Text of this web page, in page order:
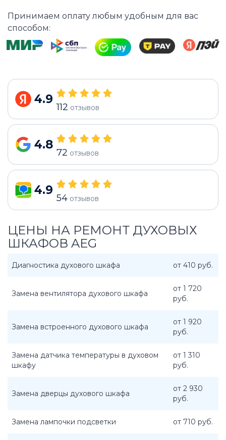
Принимаем оплату любым удобным для вас
способом:
4.9
112 отзывов
4.8
72 отзывов
4.9
54 отзывов
ЦЕНЫ НА РЕМОНТ ДУХОВЫХ
ШКАФОВ AEG
Диагностика духового шкафа от 410 руб.
Замена вентилятора духового шкафа
от 1 720
руб.
Замена встроенного духового шкафа
от 1 920
руб.
Замена датчика температуры в духовом
шкафу
от 1 310
руб.
Замена дверцы духового шкафа
от 2 930
руб.
Замена лампочки подсветки от 710 руб.